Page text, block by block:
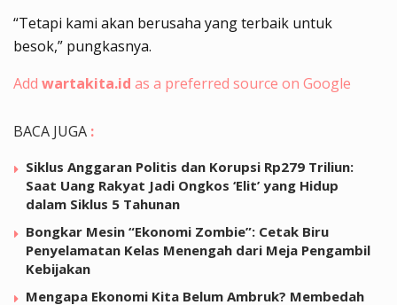
“Tetapi kami akan berusaha yang terbaik untuk
besok,” pungkasnya.
Add wartakita.id as a preferred source on Google
BACA JUGA :
Siklus Anggaran Politis dan Korupsi Rp279 Triliun:
Saat Uang Rakyat Jadi Ongkos ‘Elit’ yang Hidup
dalam Siklus 5 Tahunan
Bongkar Mesin “Ekonomi Zombie”: Cetak Biru
Penyelamatan Kelas Menengah dari Meja Pengambil
Kebijakan
Mengapa Ekonomi Kita Belum Ambruk? Membedah